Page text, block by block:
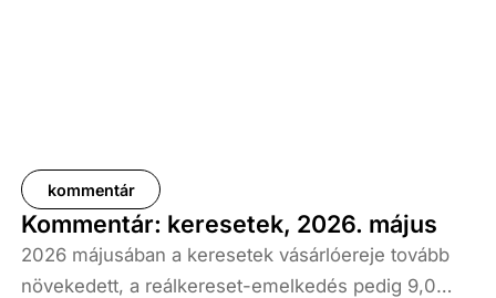
kommentár
Kommentár: keresetek, 2026. május
2026 májusában a keresetek vásárlóereje tovább
növekedett, a reálkereset-emelkedés pedig 9,0